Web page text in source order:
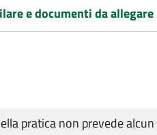
e documenti da allegare
pratica non prevede